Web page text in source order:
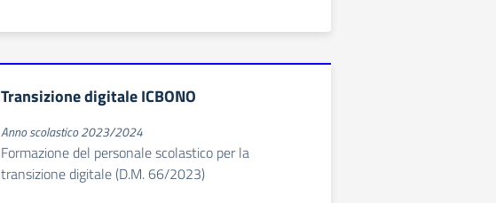
Transizione digitale ICBONO
Anno scolastico 2023/2024
Formazione del personale scolastico per la
transizione digitale (D.M. 66/2023)